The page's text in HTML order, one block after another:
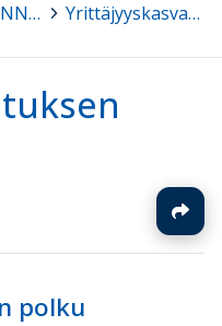
OPETUSSUUNNITELMAT, suunnitelmat ja lomakkeita > Yrittäjyyskasvatuksen polku
polku